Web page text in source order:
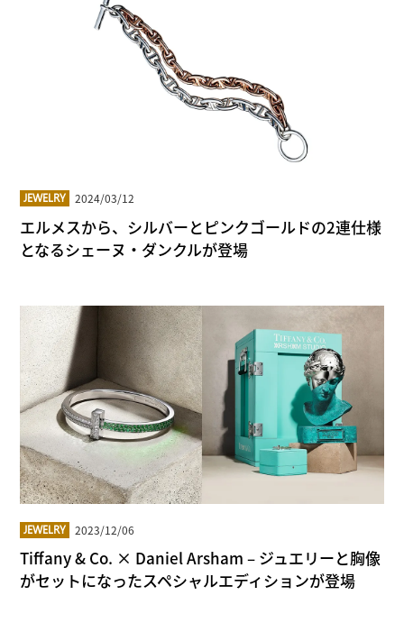
JEWELRY 2024/03/12
エルメスから、シルバーとピンクゴールドの2連仕様
となるシェーヌ・ダンクルが登場
JEWELRY 2023/12/06
Tiffany & Co. × Daniel Arsham – ジュエリーと胸像
がセットになったスペシャルエディションが登場